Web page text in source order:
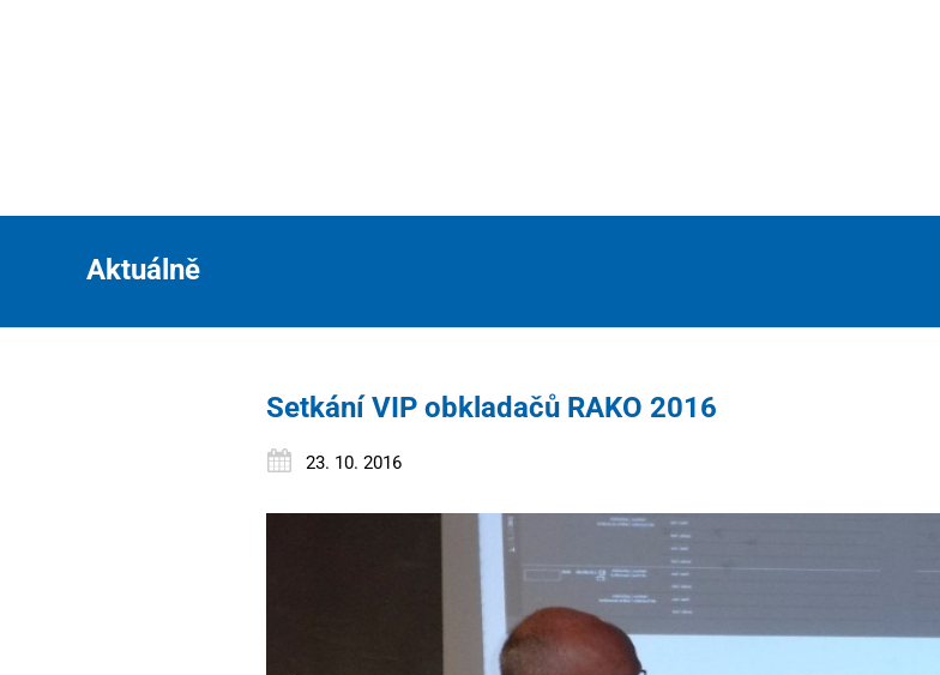
Aktuálně
Setkání VIP obkladačů RAKO 2016
23. 10. 2016